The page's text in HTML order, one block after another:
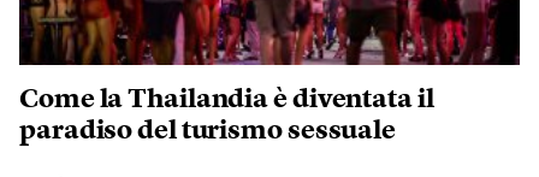
Come la Thailandia è diventata il
paradiso del turismo sessuale